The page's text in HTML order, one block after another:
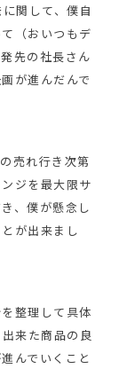
関して、僕自
（おいつもデ
先の社長さん
が進んだんで
売れ行き次第
ジを最大限サ
、僕が懸念し
が出来まし
整理して具体
来た商品の良
んでいくこと